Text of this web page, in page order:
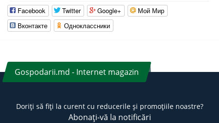
Facebook Twitter Google+
Мой Мир
Вконтакте
Одноклассники
Gospodarii.md - Internet magazin
Doriți să fiți la curent cu reducerile și promoțiile noastre?
Abonați-vă la notificări